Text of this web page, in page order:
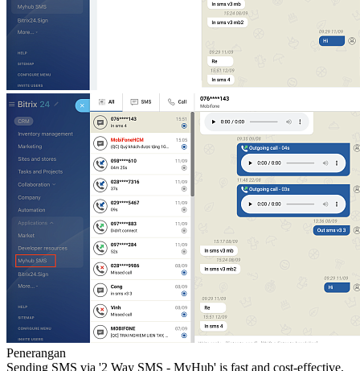
Penerangan
Sending SMS via '2 Way SMS - MyHub' is fast and cost-effective.